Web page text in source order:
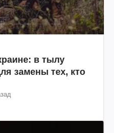
в тылу
замены тех, кто